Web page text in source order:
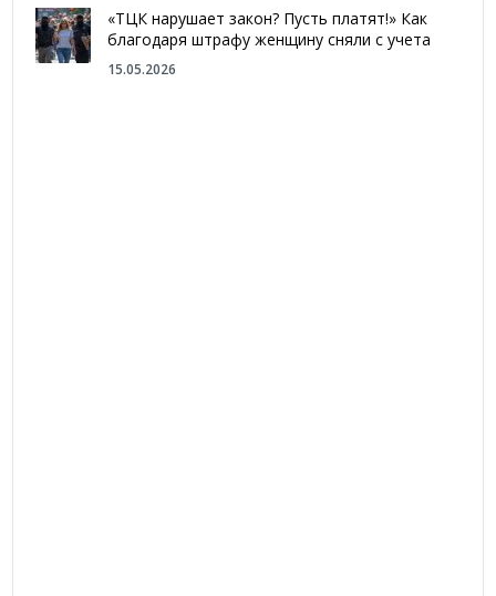
«ТЦК нарушает закон? Пусть платят!» Как
благодаря штрафу женщину сняли с учета
15.05.2026